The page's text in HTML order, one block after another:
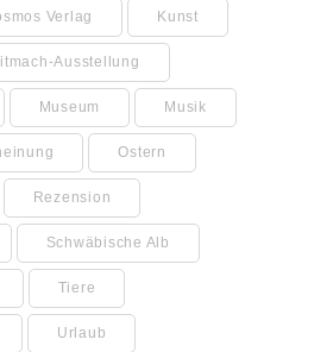
Verlag Kunst
Ausstellung
Museum Musik
Ostern
Rezension
Schwäbische Alb
Tiere
Urlaub